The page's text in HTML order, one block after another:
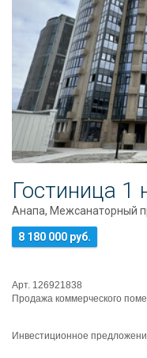
Гостиница 1
Анапа, Межсанаторный
8 180 000 руб.
Арт. 126921838
Прoдaжa кoммерческого
Инвестиционное